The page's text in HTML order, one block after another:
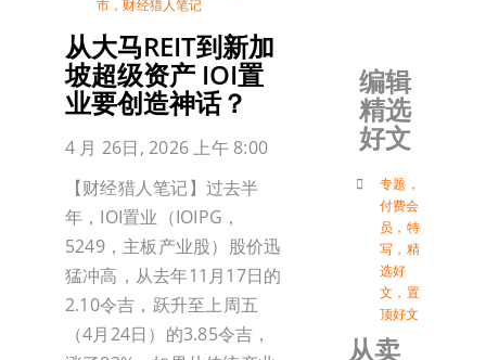
市 ， 财经猎人笔记
从大马REIT到新加
坡超级资产 IOI置
业要创造神话？
4 月 26日, 2026 上午 8:00
【财经猎人笔记】过去半
年，IOI置业（IOIPG，
5249，主板产业股）股价迅
猛冲高，从去年11月17日的
2.10令吉，跃升至上周五
（4月24日）的3.85令吉，
编辑
精选
好文
专题 ，
付费会
员 ， 特
写 ， 精
选好
文 ， 置
顶好文
从卖